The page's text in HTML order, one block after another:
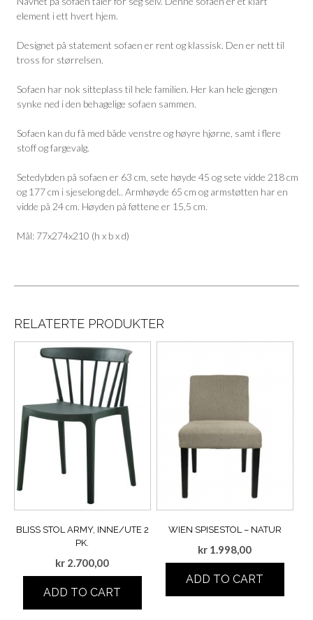
element i ett hvert hjem.
Designet på statement sofaen er rent og klassisk. Den er nett til
tross for størrelsen.
Sofaen har nok sitteplass til hele familien. Her kan hele gjengen
synke ned i den behagelige sofaen sammen.
Sofaen kan du få med både venstre og høyre hjørne, samt i flere
stoff og fargevalg.
Setedybden på sofaen er 63 cm, sete høyde 45 og sete vidde 218 cm
og 177 cm i sjeselong del.. Armhøyde 65 cm og armstøtten har en
vidde på 24 cm. Høyden på føttene er 15,5 cm.
Mål: 77x274x210 (h x b x d)
RELATERTE PRODUKTER
BLISS STOL ARMY, INNE/UTE 2
PK.
kr 2.700,00
ADD TO CART
WIEN SPISESTOL – NATUR
kr 1.998,00
ADD TO CART